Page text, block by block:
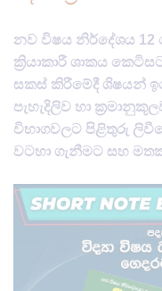
නව විෂය නිර්දේශය 12
ක්‍රියාකාරී ශාකය
සකස් කිරීමේදී ශිෂ​‍‍යන්
පැහැදිලිව හා
විභාගවලට පිළිතුරු
වටහා ගැනීමට සහ